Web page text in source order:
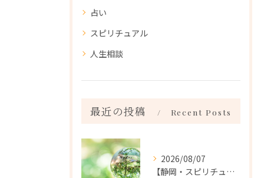
占い
スピリチュアル
人生相談
最近の投稿 Recent Posts
2026/08/07
【静岡・スピリチュアル】こんなことがありました。｜霊視鑑定：コーラルサンゴ